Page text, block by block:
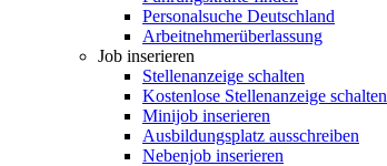
Personalsuche Deutschland
Arbeitnehmerüberlassung
Job inserieren
Stellenanzeige schalten
Kostenlose Stellenanzeige schalten
Minijob inserieren
Ausbildungsplatz ausschreiben
Nebenjob inserieren